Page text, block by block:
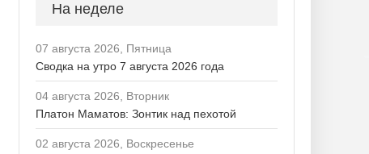
На неделе
07 августа 2026, Пятница
Сводка на утро 7 августа 2026 года
04 августа 2026, Вторник
Платон Маматов: Зонтик над пехотой
02 августа 2026, Воскресенье